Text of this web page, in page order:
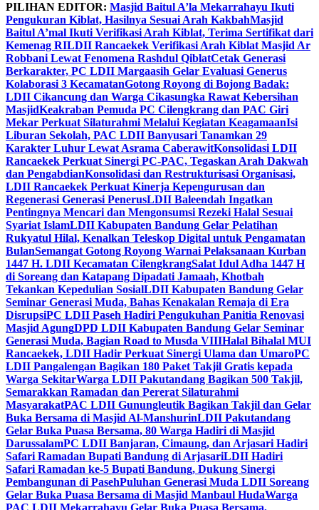
PILIHAN EDITOR: Masjid Baitul A’la Mekarrahayu Ikuti
Pengukuran Kiblat, Hasilnya Sesuai Arah KakbahMasjid
Baitul A’mal Ikuti Verifikasi Arah Kiblat, Terima Sertifikat dari
Kemenag RILDII Rancaekek Verifikasi Arah Kiblat Masjid Ar
Robbani Lewat Fenomena Rashdul QiblatCetak Generasi
Berkarakter, PC LDII Margaasih Gelar Evaluasi Generus
Kolaborasi 3 KecamatanGotong Royong di Bojong Badak:
LDII Cikancung dan Warga Cikasungka Rawat Kebersihan
MasjidKeakraban Pemuda PC Cilengkrang dan PAC Giri
Mekar Perkuat Silaturahmi Melalui Kegiatan KeagamaanIsi
Liburan Sekolah, PAC LDII Banyusari Tanamkan 29
Karakter Luhur Lewat Asrama CaberawitKonsolidasi LDII
Rancaekek Perkuat Sinergi PC-PAC, Tegaskan Arah Dakwah
dan PengabdianKonsolidasi dan Restrukturisasi Organisasi,
LDII Rancaekek Perkuat Kinerja Kepengurusan dan
Regenerasi Generasi PenerusLDII Baleendah Ingatkan
Pentingnya Mencari dan Mengonsumsi Rezeki Halal Sesuai
Syariat IslamLDII Kabupaten Bandung Gelar Pelatihan
Rukyatul Hilal, Kenalkan Teleskop Digital untuk Pengamatan
BulanSemangat Gotong Royong Warnai Pelaksanaan Kurban
1447 H. LDII Kecamatan CilengkrangSalat Idul Adha 1447 H
di Soreang dan Katapang Dipadati Jamaah, Khotbah
Tekankan Kepedulian SosialLDII Kabupaten Bandung Gelar
Seminar Generasi Muda, Bahas Kenakalan Remaja di Era
DisrupsiPC LDII Paseh Hadiri Pengukuhan Panitia Renovasi
Masjid AgungDPD LDII Kabupaten Bandung Gelar Seminar
Generasi Muda, Bagian Road to Musda VIIIHalal Bihalal MUI
Rancaekek, LDII Hadir Perkuat Sinergi Ulama dan UmaroPC
LDII Pangalengan Bagikan 180 Paket Takjil Gratis kepada
Warga SekitarWarga LDII Pakutandang Bagikan 500 Takjil,
Semarakkan Ramadan dan Pererat Silaturahmi
MasyarakatPAC LDII Gunungleutik Bagikan Takjil dan Gelar
Buka Bersama di Masjid Al-ManshurinLDII Pakutandang
Gelar Buka Puasa Bersama, 80 Warga Hadiri di Masjid
DarussalamPC LDII Banjaran, Cimaung, dan Arjasari Hadiri
Safari Ramadan Bupati Bandung di ArjasariLDII Hadiri
Safari Ramadan ke-5 Bupati Bandung, Dukung Sinergi
Pembangunan di PasehPuluhan Generasi Muda LDII Soreang
Gelar Buka Puasa Bersama di Masjid Manbaul HudaWarga